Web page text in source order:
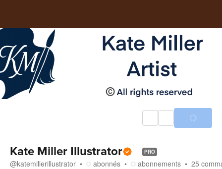
Kate Miller Illustrator PRO
@katemillerillustrator abonnés abonnements 25